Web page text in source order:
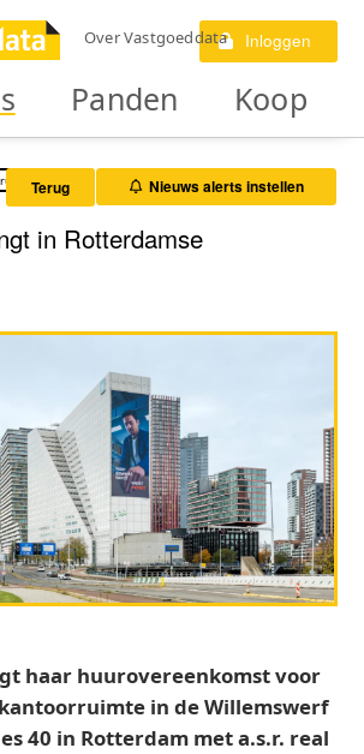
Over Vastgoeddata Inloggen
Panden Koop
Terug Nieuws alerts instellen
in Rotterdamse
haar huurovereenkomst voor
in de Willemswerf
40 in Rotterdam met a.s.r. real